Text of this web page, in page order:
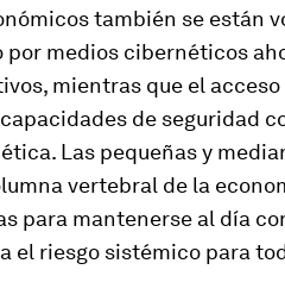
también se están
medios cibernéticos
mientras que el
de seguridad
Las pequeñas y
vertebral de la
para mantenerse al día
el riesgo sistémico para